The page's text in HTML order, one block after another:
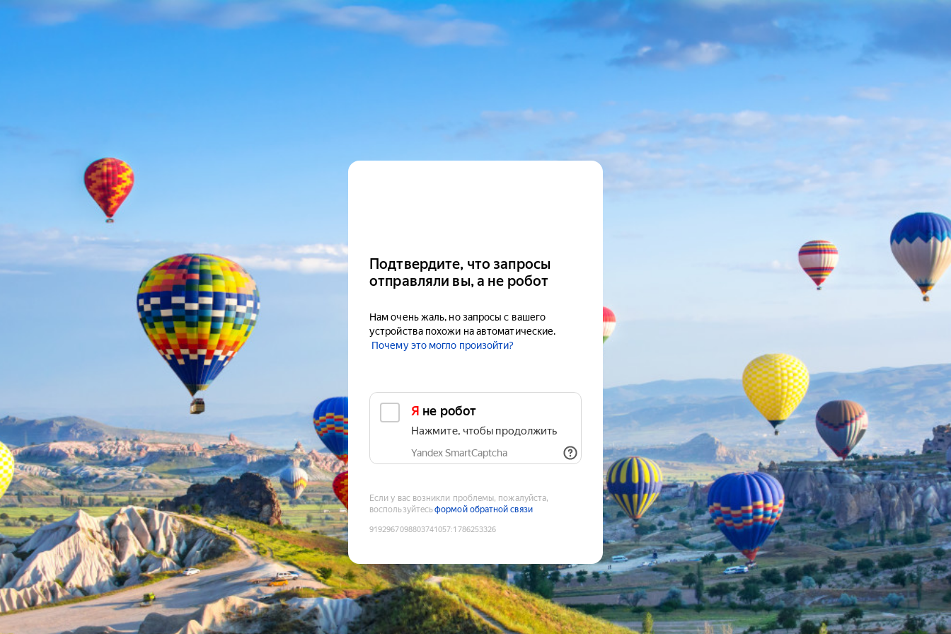
Подтвердите, что запросы
отправляли вы, а не робот
Нам очень жаль, но запросы с вашего
устройства похожи на автоматические.
Почему это могло произойти?
Я не робот
Нажмите, чтобы продолжить
Yandex SmartCaptcha
Если у вас возникли проблемы, пожалуйста,
воспользуйтесьформой обратной связи
9192967098803741057:1786253326